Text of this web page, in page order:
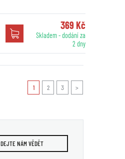
369 Kč
Skladem - dodání za
2 dny
1 2 3 >
DEJTE NÁM VĚDĚT